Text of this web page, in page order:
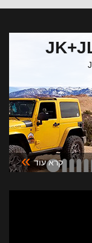
קרא עוד »